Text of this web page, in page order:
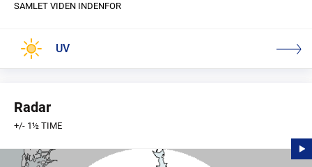
SAMLET VIDEN INDENFOR
UV
Radar
+/- 1½ TIME